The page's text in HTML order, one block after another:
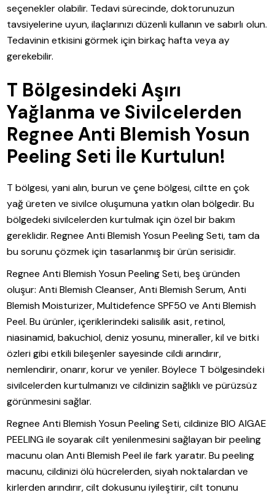
seçenekler olabilir. Tedavi sürecinde, doktorunuzun
tavsiyelerine uyun, ilaçlarınızı düzenli kullanın ve sabırlı olun.
Tedavinin etkisini görmek için birkaç hafta veya ay
gerekebilir.
T Bölgesindeki Aşırı
Yağlanma ve Sivilcelerden
Regnee Anti Blemish Yosun
Peeling Seti İle Kurtulun!
T bölgesi, yani alın, burun ve çene bölgesi, ciltte en çok
yağ üreten ve sivilce oluşumuna yatkın olan bölgedir. Bu
bölgedeki sivilcelerden kurtulmak için özel bir bakım
gereklidir. Regnee Anti Blemish Yosun Peeling Seti, tam da
bu sorunu çözmek için tasarlanmış bir ürün serisidir.
Regnee Anti Blemish Yosun Peeling Seti, beş üründen
oluşur: Anti Blemish Cleanser, Anti Blemish Serum, Anti
Blemish Moisturizer, Multidefence SPF50 ve Anti Blemish
Peel. Bu ürünler, içeriklerindeki salisilik asit, retinol,
niasinamid, bakuchiol, deniz yosunu, mineraller, kil ve bitki
özleri gibi etkili bileşenler sayesinde cildi arındırır,
nemlendirir, onarır, korur ve yeniler. Böylece T bölgesindeki
sivilcelerden kurtulmanızı ve cildinizin sağlıklı ve pürüzsüz
görünmesini sağlar.
Regnee Anti Blemish Yosun Peeling Seti, cildinize BIO AlGAE
PEELING ile soyarak cilt yenilenmesini sağlayan bir peeling
macunu olan Anti Blemish Peel ile fark yaratır. Bu peeling
macunu, cildinizi ölü hücrelerden, siyah noktalardan ve
kirlerden arındırır, cilt dokusunu iyileştirir, cilt tonunu